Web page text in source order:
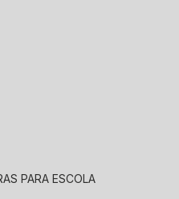
PARA ESCOLA